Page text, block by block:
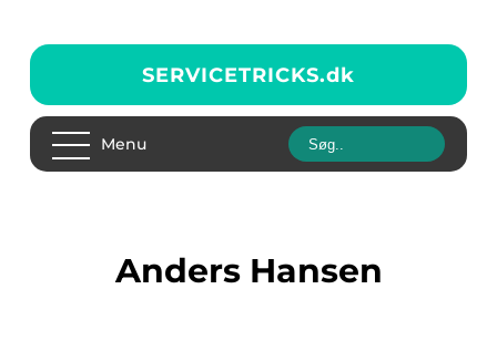
SERVICETRICKS.dk
Menu
Anders Hansen